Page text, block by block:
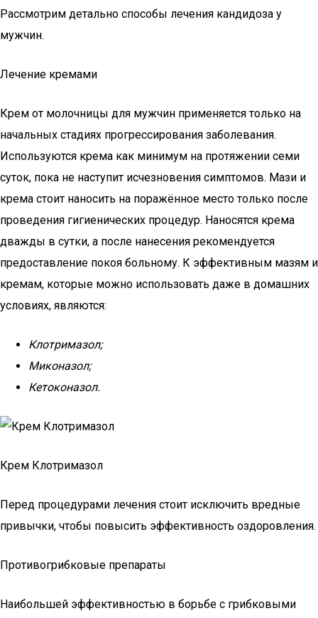
Рассмотрим детально способы лечения кандидоза у
мужчин.
Лечение кремами
Крем от молочницы для мужчин применяется только на
начальных стадиях прогрессирования заболевания.
Используются крема как минимум на протяжении семи
суток, пока не наступит исчезновения симптомов. Мази и
крема стоит наносить на поражённое место только после
проведения гигиенических процедур. Наносятся крема
дважды в сутки, а после нанесения рекомендуется
предоставление покоя больному. К эффективным мазям и
кремам, которые можно использовать даже в домашних
условиях, являются:
Клотримазол;
Миконазол;
Кетоконазол.
Крем Клотримазол
Перед процедурами лечения стоит исключить вредные
привычки, чтобы повысить эффективность оздоровления.
Противогрибковые препараты
Наибольшей эффективностью в борьбе с грибковыми